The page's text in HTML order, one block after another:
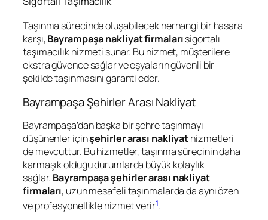
Taşınma sürecinde oluşabilecek herhangi bir hasara
karşı,Bayrampaşa nakliyat firmalarısigortalı
taşımacılık hizmeti sunar. Bu hizmet, müşterilere
ekstra güvence sağlar ve eşyaların güvenli bir
şekilde taşınmasını garanti eder.
Bayrampaşa Şehirler Arası Nakliyat
Bayrampaşa’dan başka bir şehre taşınmayı
düşünenler içinşehirler arası nakliyathizmetleri
de mevcuttur. Bu hizmetler, taşınma sürecinin daha
karmaşık olduğu durumlarda büyük kolaylık
sağlar. Bayrampaşa şehirler arası nakliyat
firmaları, uzun mesafeli taşınmalarda da aynı özen
ve profesyonellikle hizmet verir1.